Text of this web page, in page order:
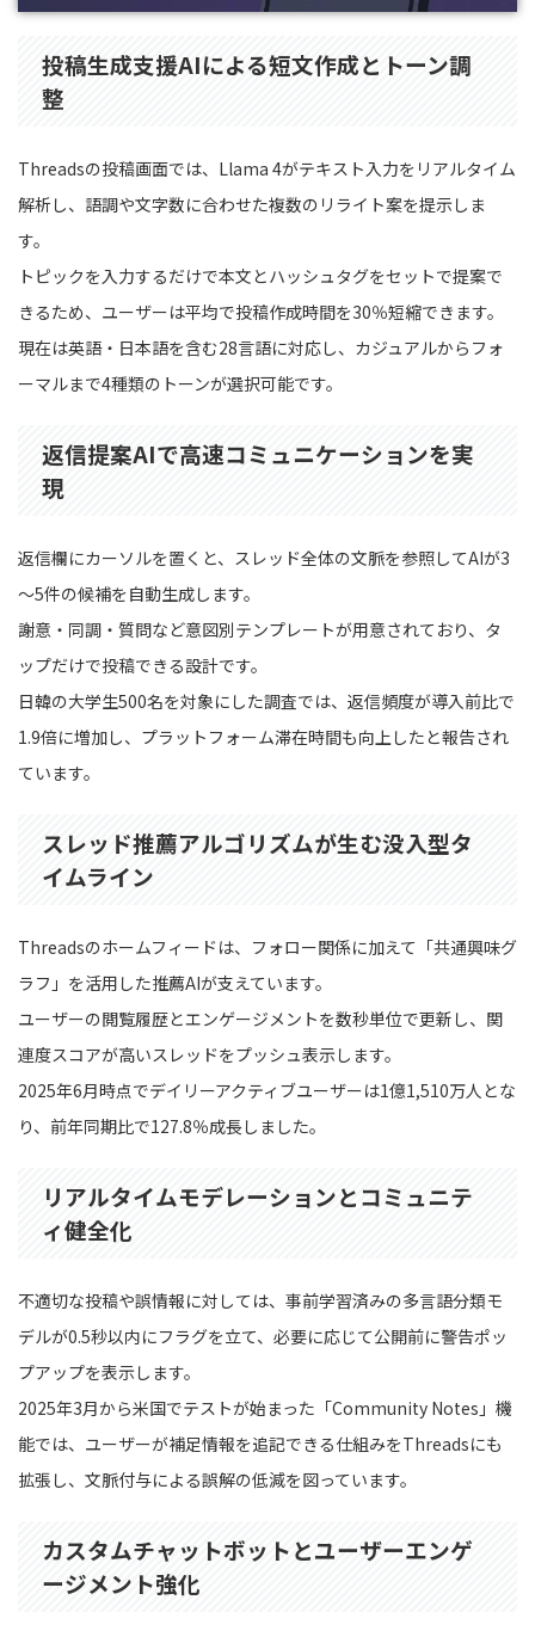
投稿生成支援AIによる短文作成とトーン調
整
Threadsの投稿画面では、Llama 4がテキスト入力をリアルタイム
解析し、語調や文字数に合わせた複数のリライト案を提示しま
す。
トピックを入力するだけで本文とハッシュタグをセットで提案で
きるため、ユーザーは平均で投稿作成時間を30％短縮できます。
現在は英語・日本語を含む28言語に対応し、カジュアルからフォ
ーマルまで4種類のトーンが選択可能です。
返信提案AIで高速コミュニケーションを実
現
返信欄にカーソルを置くと、スレッド全体の文脈を参照してAIが3
～5件の候補を自動生成します。
謝意・同調・質問など意図別テンプレートが用意されており、タ
ップだけで投稿できる設計です。
日韓の大学生500名を対象にした調査では、返信頻度が導入前比で
1.9倍に増加し、プラットフォーム滞在時間も向上したと報告され
ています。
スレッド推薦アルゴリズムが生む没入型タ
イムライン
Threadsのホームフィードは、フォロー関係に加えて「共通興味グ
ラフ」を活用した推薦AIが支えています。
ユーザーの閲覧履歴とエンゲージメントを数秒単位で更新し、関
連度スコアが高いスレッドをプッシュ表示します。
2025年6月時点でデイリーアクティブユーザーは1億1,510万人とな
り、前年同期比で127.8％成長しました。
リアルタイムモデレーションとコミュニテ
ィ健全化
不適切な投稿や誤情報に対しては、事前学習済みの多言語分類モ
デルが0.5秒以内にフラグを立て、必要に応じて公開前に警告ポッ
プアップを表示します。
2025年3月から米国でテストが始まった「Community Notes」機
能では、ユーザーが補足情報を追記できる仕組みをThreadsにも
拡張し、文脈付与による誤解の低減を図っています。
カスタムチャットボットとユーザーエンゲ
ージメント強化